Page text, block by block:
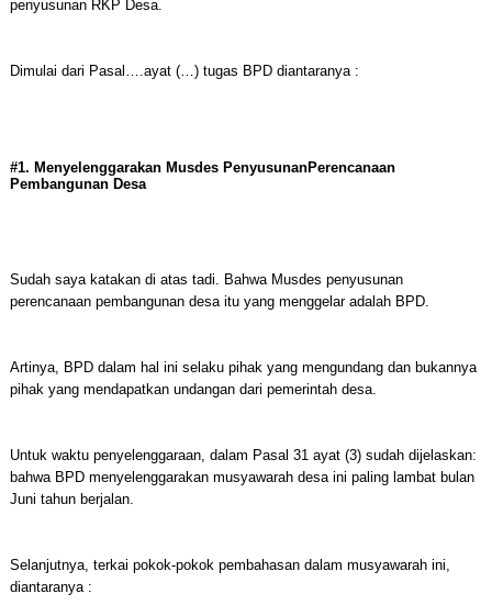
penyusunan RKP Desa.
Dimulai dari Pasal….ayat (…) tugas BPD diantaranya :
#1. Menyelenggarakan Musdes PenyusunanPerencanaan
Pembangunan Desa
Sudah saya katakan di atas tadi. Bahwa Musdes penyusunan
perencanaan pembangunan desa itu yang menggelar adalah BPD.
Artinya, BPD dalam hal ini selaku pihak yang mengundang dan bukannya
pihak yang mendapatkan undangan dari pemerintah desa.
Untuk waktu penyelenggaraan, dalam Pasal 31 ayat (3) sudah dijelaskan:
bahwa BPD menyelenggarakan musyawarah desa ini paling lambat bulan
Juni tahun berjalan.
Selanjutnya, terkai pokok-pokok pembahasan dalam musyawarah ini,
diantaranya :